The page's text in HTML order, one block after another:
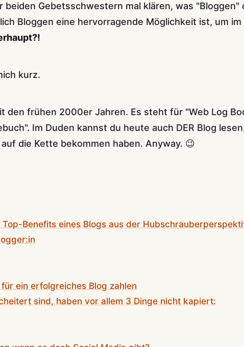
beiden Gebetsschwestern mal klären, was "Bloggen"
Bloggen eine hervorragende Möglichkeit ist, um
kurz.
den frühen 2000er Jahren. Es steht für "Web Log
Im Duden kannst du heute auch DER Blog
die Kette bekommen haben. Anyway. 😉
Benefits eines Blogs aus der
für ein erfolgreiches Blog zahlen
sind, haben vor allem 3 Dinge nicht kapiert: